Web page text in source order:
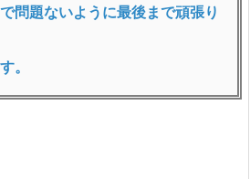
問題ないように最後まで頑張り
。